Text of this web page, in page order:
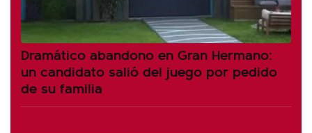
Dramático abandono en Gran Hermano:
un candidato salió del juego por pedido
de su familia